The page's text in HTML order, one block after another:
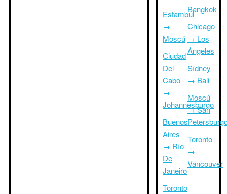
Estambul
→
Moscú
Ciudad
Del
Cabo
→
Johannesburgo
Buenos
Aires
→ Río
De
Janeiro
Toronto
Bangkok
Chicago
→ Los
Ángeles
Sídney
→ Bali
Moscú
→ San
Toronto
→
Vancouver